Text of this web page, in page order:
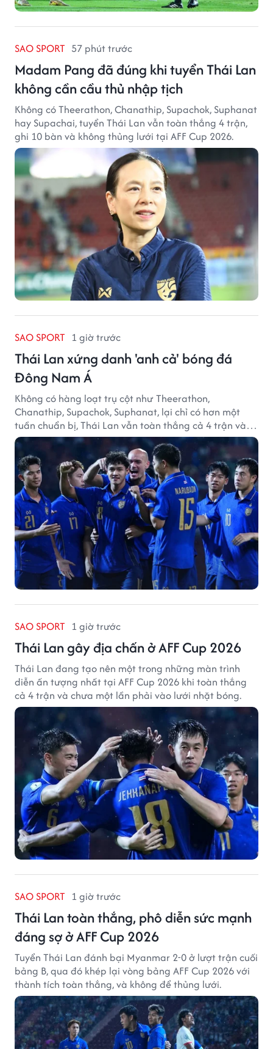
SAO SPORT 57 phút trước
Madam Pang đã đúng khi tuyển Thái Lan
không cần cầu thủ nhập tịch
Không có Theerathon, Chanathip, Supachok, Suphanat
hay Supachai, tuyển Thái Lan vẫn toàn thắng 4 trận,
ghi 10 bàn và không thủng lưới tại AFF Cup 2026.
SAO SPORT 1 giờ trước
Thái Lan xứng danh 'anh cả' bóng đá
Đông Nam Á
Không có hàng loạt trụ cột như Theerathon,
Chanathip, Supachok, Suphanat, lại chỉ có hơn một
tuần chuẩn bị, Thái Lan vẫn toàn thắng cả 4 trận và
giữ sạch lưới tại AFF Cup 2026.
SAO SPORT 1 giờ trước
Thái Lan gây địa chấn ở AFF Cup 2026
Thái Lan đang tạo nên một trong những màn trình
diễn ấn tượng nhất tại AFF Cup 2026 khi toàn thắng
cả 4 trận và chưa một lần phải vào lưới nhặt bóng.
SAO SPORT 1 giờ trước
Thái Lan toàn thắng, phô diễn sức mạnh
đáng sợ ở AFF Cup 2026
Tuyển Thái Lan đánh bại Myanmar 2-0 ở lượt trận cuối
bảng B, qua đó khép lại vòng bảng AFF Cup 2026 với
thành tích toàn thắng, và không để thủng lưới.